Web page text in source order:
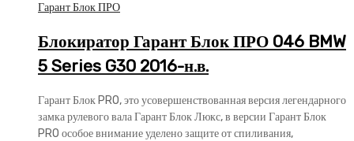
Гарант Блок ПРО
Блокиратор Гарант Блок ПРО 046 BMW
5 Series G30 2016-н.в.
Гарант Блок PRO, это усовершенствованная версия легендарного
замка рулевого вала Гарант Блок Люкс, в версии Гарант Блок
PRO особое внимание уделено защите от спиливания,